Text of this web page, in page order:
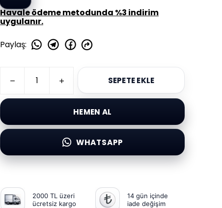
Havale ödeme metodunda %3 indirim
uygulanır.
Paylaş:
SEPETE EKLE
HEMEN AL
WHATSAPP
2000 TL üzeri
ücretsiz kargo
14 gün içinde
iade değişim